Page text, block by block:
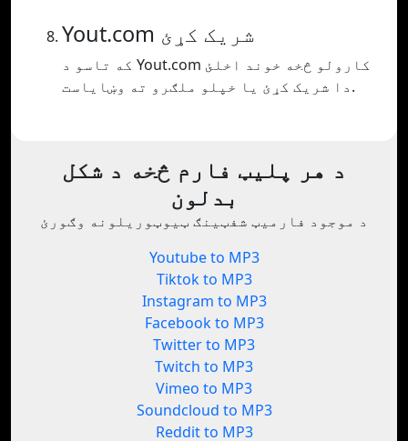
Yout.com شریک کړئ
که تاسو د Yout.com کارولو څخه خوند اخلئ
دا شریک کړئ یا خپلو ملګرو ته وښایاست.
د هر پلیټ فارم څخه د شکل
بدلون
د موجود فارمیټ شفټینګ ټیوټوریلونه وګورئ
Youtube to MP3
Tiktok to MP3
Instagram to MP3
Facebook to MP3
Twitter to MP3
Twitch to MP3
Vimeo to MP3
Soundcloud to MP3
Reddit to MP3